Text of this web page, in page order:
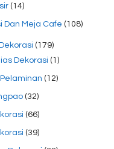
(14)
Dan Meja Cafe (108)
(179)
Dekorasi (1)
(12)
(32)
(66)
(39)